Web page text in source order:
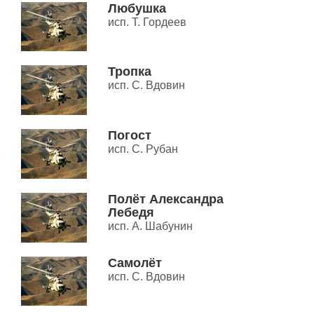
Любушка
исп. Т. Гордеев
Тропка
исп. С. Вдовин
Погост
исп. С. Рубан
Полёт Александра
Лебедя
исп. А. Шабунин
Самолёт
исп. С. Вдовин